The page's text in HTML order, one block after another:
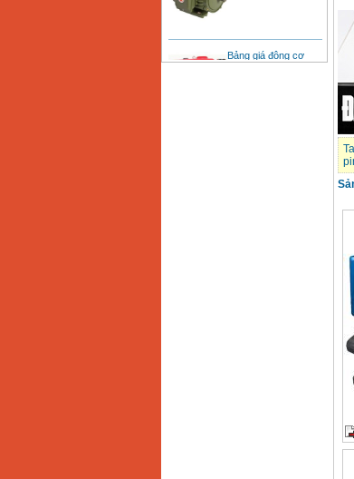
Bảng giá động cơ
diesel đầu nổ diesel
Giá:6500000VND